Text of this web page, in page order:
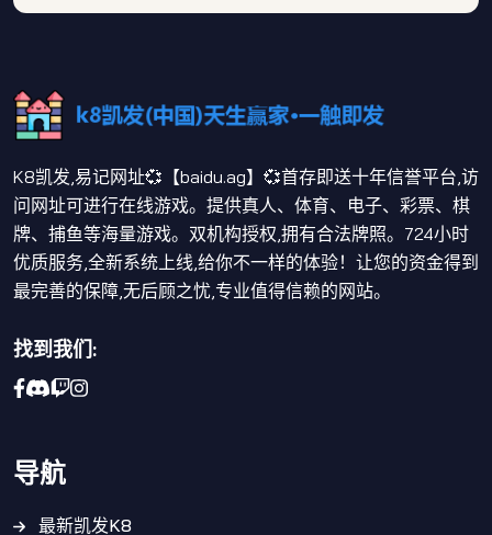
K8凯发,易记网址💞【baidu.ag】💞首存即送十年信誉平台,访
问网址可进行在线游戏。提供真人、体育、电子、彩票、棋
牌、捕鱼等海量游戏。双机构授权,拥有合法牌照。724小时
优质服务,全新系统上线,给你不一样的体验！让您的资金得到
最完善的保障,无后顾之忧,专业值得信赖的网站。
找到我们:
导航
最新凯发K8